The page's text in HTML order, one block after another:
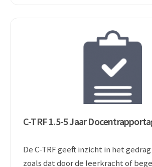
C-TRF 1.5-5 Jaar
De C-TRF geeft inzicht in het
zoals dat door de leerkracht of